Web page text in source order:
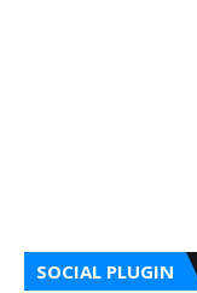
SOCIAL PLUGIN